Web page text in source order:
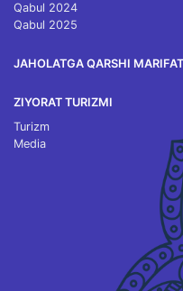
Qabul 2024
Qabul 2025
JAHOLATGA QARSHI MARIFAT
ZIYORAT TURIZMI
Turizm
Media